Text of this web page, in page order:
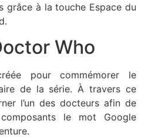
grâce à la touche Espace du
Who
pour commémorer le
de la série. À travers ce
l’un des docteurs afin de
le mot Google